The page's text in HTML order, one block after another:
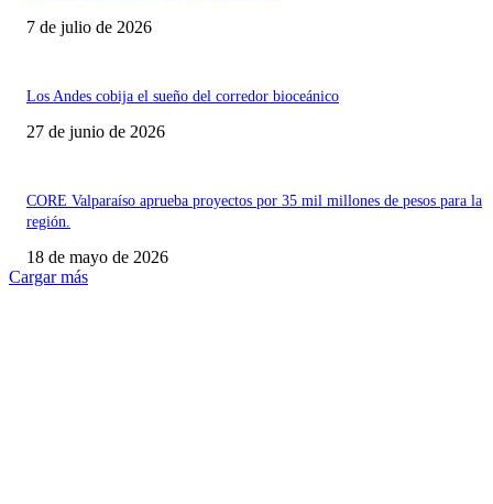
7 de julio de 2026
Los Andes cobija el sueño del corredor bioceánico
27 de junio de 2026
CORE Valparaíso aprueba proyectos por 35 mil millones de pesos para la
región.
18 de mayo de 2026
Cargar más